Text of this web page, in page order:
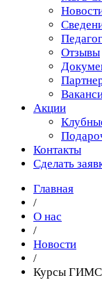
Отзывы
Акции
Контакты
Сделать
Главная
/
О нас
/
Новости
/
Курсы ГИМС